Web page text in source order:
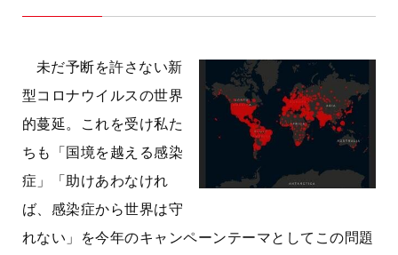
未だ予断を許さない新
型コロナウイルスの世界
的蔓延。これを受け私た
ちも「国境を越える感染
症」「助けあわなけれ
ば、感染症から世界は守
れない」を今年のキャンペーンテーマとしてこの問題